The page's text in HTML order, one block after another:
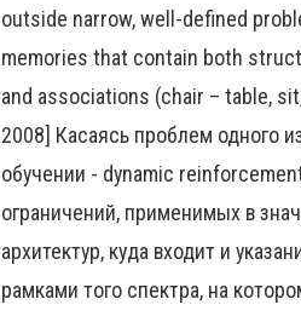
outside narrow, well-defined
memories that contain both
and associations (chair – table,
2008] Касаясь проблем одного
обучении - dynamic
ограничений, применимых в
архитектур, куда входит и
рамками того спектра, на